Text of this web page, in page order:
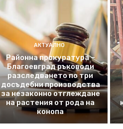
АКТУАЛНО
Районна прокуратура –
Благоевград ръководи
разследването по три
досъдебни производства
за незаконно отглеждане
на растения от рода на
конопа